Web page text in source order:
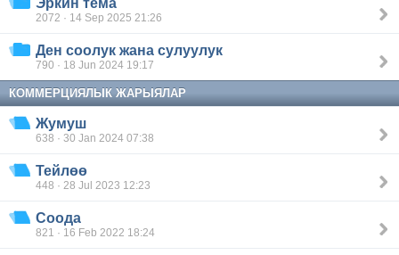
Эркин тема
2072 · 14 Sep 2025 21:26
Ден соолук жана сулуулук
790 · 18 Jun 2024 19:17
КОММЕРЦИЯЛЫК ЖАРЫЯЛАР
Жумуш
638 · 30 Jan 2024 07:38
Тейлөө
448 · 28 Jul 2023 12:23
Соода
821 · 16 Feb 2022 18:24